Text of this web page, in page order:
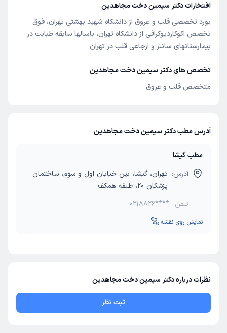
افتخارات دکتر سیمین دخت مجاهدین
بورد تخصصی قلب و عروق از دانشکاه شهید بهشتی تهران، فوق
تخصص اکوکاردیوکرافی از دانشکاه تهران، باسالها سابقه طبابت در
بیمارستانهای سانتر و ارجاعی قلب در تهران
تخصص های دکتر سیمین دخت مجاهدین
متخصص قلب و عروق
آدرس مطب دکتر سیمین دخت مجاهدین
مطب گیشا
آدرس: تهران، گیشا، بین خیابان اول و سوم، ساختمان
پزشکان 20، طبقه همکف
تلفن: 0218826****
نمایش روی نقشه
نظرات درباره دکتر سیمین دخت مجاهدین
ثبت نظر